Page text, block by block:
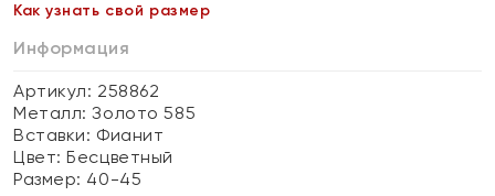
Как узнать свой размер
Информация
Артикул: 258862
Металл:Золото 585
Вставки: Фианит
Цвет:Бесцветный
Размер: 40-45